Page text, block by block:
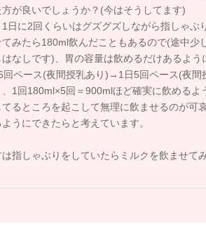
いから指しゃぶりをすることを目を瞑りなが
いるのかもしれないと思いました。
ルギーが必要になると言われることもあり
に様子を見てあげていただいても良さそうに
考になさってみてください。
しくお願いします。
方が良いでしょうか？(今はそうしてます)
1日に2回くらいはグズグズしながら指しゃぶ
みたら180ml飲んだこともあるので(途中少
なしです)、胃の容量は飲めるだけあるよう
回ペース(夜間授乳あり)→1日5回ペース(夜
、1回180ml×5回＝900mlほど確実に飲める
るところを起こして無理に飲ませるのが可
うにできたらと考えています。
指しゃぶりをしていたらミルクを飲ませて